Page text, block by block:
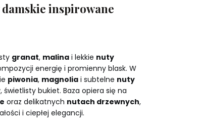
inspirowane
granat, malinai lekkie nuty
energię i promienny blask. W
piwonia, magnoliai subtelne nuty
świetlisty bukiet. Baza opiera się na
oraz delikatnych nutach drzewnych,
i ciepłej elegancji.